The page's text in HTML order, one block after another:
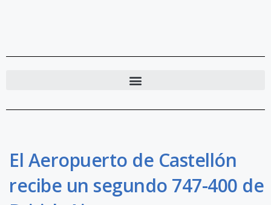
El Aeropuerto de Castellón
recibe un segundo 747-400 de